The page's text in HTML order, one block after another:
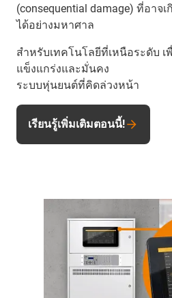
(consequential damage) ที่อาจ
ได้อย่างมหาศาล
สำหรับเทคโนโลยีที่เหนือระดับ
แข็งแกร่งและมั่นคง
ระบบหุ่นยนต์ที่คิดล่วงหน้า
เรียนรู้เพิ่มเติมตอนนี้!